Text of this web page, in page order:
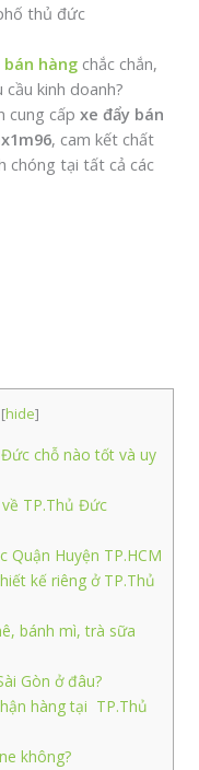
thủ đức
bán hàng chắc chắn,
kinh doanh?
cung cấpxe đẩy bán
, cam kết chất
chóng tại tất cả các
[hide]
chỗ nào tốt và uy
TP.Thủ Đức
Quận Huyện TP.HCM
kế riêng ở TP.Thủ
bánh mì, trà sữa
Gòn ở đâu?
hàng tại TP.Thủ
không?